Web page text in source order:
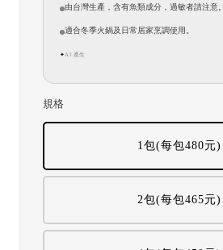
由台灣生產，含有魚類成分，過敏者請注意。
適合冬季火鍋及日常居家烹調使用。
✦AI 產生
規格
1包(每包480元)
2包(每包465元)